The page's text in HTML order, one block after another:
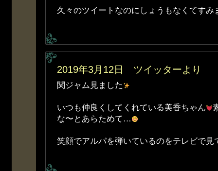
久々のツイートなのにしょうもなくてすみ
2019年3月12日 ツイッターより
関ジャム見ました
いつも仲良くしてくれている美香ちゃん
な〜とあらためて…
笑顔でアルパを弾いているのをテレビで見